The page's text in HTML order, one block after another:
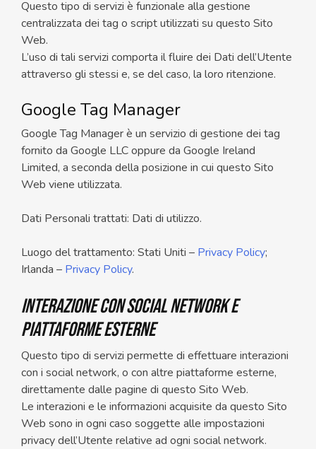
Questo tipo di servizi è funzionale alla gestione
centralizzata dei tag o script utilizzati su questo Sito
Web.
L’uso di tali servizi comporta il fluire dei Dati dell’Utente
attraverso gli stessi e, se del caso, la loro ritenzione.
Google Tag Manager
Google Tag Manager è un servizio di gestione dei tag
fornito da Google LLC oppure da Google Ireland
Limited, a seconda della posizione in cui questo Sito
Web viene utilizzata.
Dati Personali trattati: Dati di utilizzo.
Luogo del trattamento: Stati Uniti – Privacy Policy;
Irlanda – Privacy Policy.
Interazione con social network e
piattaforme esterne
Questo tipo di servizi permette di effettuare interazioni
con i social network, o con altre piattaforme esterne,
direttamente dalle pagine di questo Sito Web.
Le interazioni e le informazioni acquisite da questo Sito
Web sono in ogni caso soggette alle impostazioni
privacy dell’Utente relative ad ogni social network.